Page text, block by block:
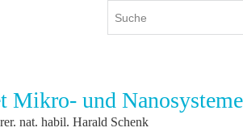
Internationales Profil
Weiterbildung
Weiterbildungsangebote
Mikro- und Nanosysteme
nat. habil. Harald Schenk